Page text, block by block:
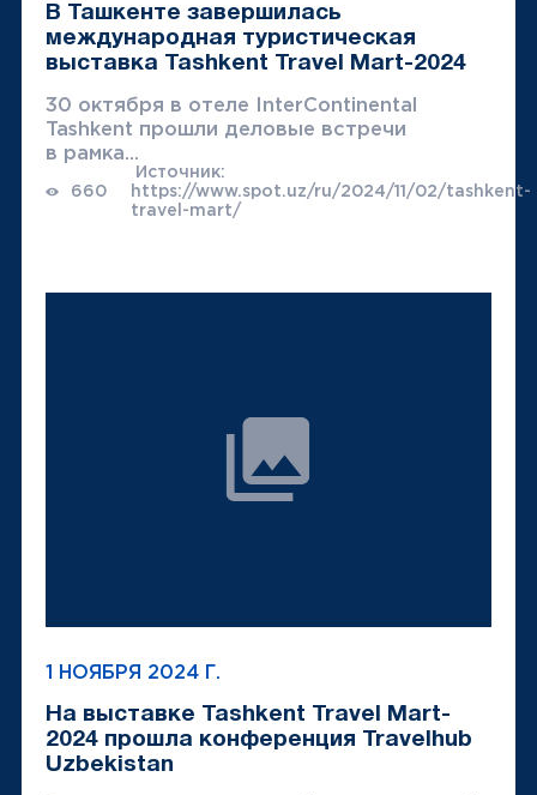
В Ташкенте завершилась
международная туристическая
выставка Tashkent Travel Mart-2024
30 октября в отеле InterContinental
Tashkent прошли деловые встречи
в рамка...
660
Источник:
https://www.spot.uz/ru/2024/11/02/tashkent-
travel-mart/
1 НОЯБРЯ 2024 Г.
На выставке Tashkent Travel Mart-
2024 прошла конференция Travelhub
Uzbekistan